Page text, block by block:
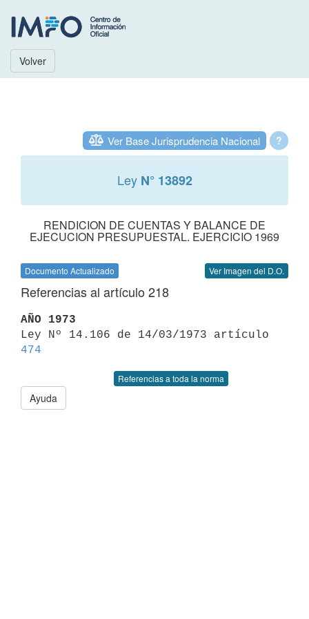
Volver
?
Ver Base Jurisprudencia Nacional
Ley N° 13892
RENDICION DE CUENTAS Y BALANCE DE
EJECUCION PRESUPUESTAL. EJERCICIO 1969
Documento Actualizado Ver Imagen del D.O.
Referencias al artículo 218
AÑO 1973
474
Referencias a toda la norma
Ayuda